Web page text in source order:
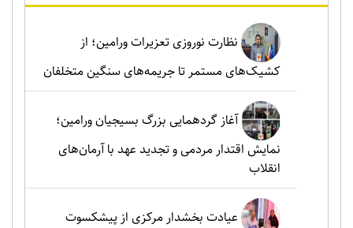
نظارت نوروزی تعزیرات ورامین؛ از
کشیک‌های مستمر تا جریمه‌های سنگین متخلفان
آغاز گردهمایی بزرگ بسیجیان ورامین؛
نمایش اقتدار مردمی و تجدید عهد با آرمان‌های
انقلاب
عیادت بخشدار مرکزی از پیشکسوت